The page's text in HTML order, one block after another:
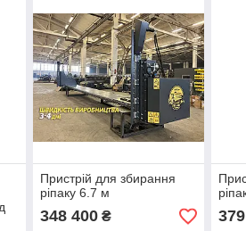
Пристрій для збирання
ріпаку 6.7 м
348 400₴